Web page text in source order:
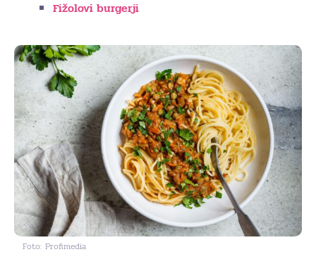
Fižolovi burgerji
Foto: Profimedia